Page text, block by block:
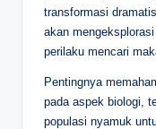
transformasi
akan
perilaku mencari
Pentingnya
pada aspek biologi,
populasi nyamuk